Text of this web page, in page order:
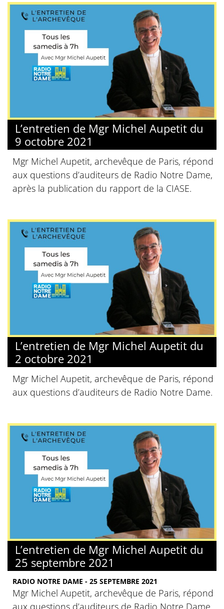
L’entretien de Mgr Michel Aupetit du
9 octobre 2021
Mgr Michel Aupetit, archevêque de Paris, répond
aux questions d’auditeurs de Radio Notre Dame,
après la publication du rapport de la CIASE.
L’entretien de Mgr Michel Aupetit du
2 octobre 2021
Mgr Michel Aupetit, archevêque de Paris, répond
aux questions d’auditeurs de Radio Notre Dame.
L’entretien de Mgr Michel Aupetit du
25 septembre 2021
RADIO NOTRE DAME - 25 SEPTEMBRE 2021
Mgr Michel Aupetit, archevêque de Paris, répond
aux questions d’auditeurs de Radio Notre Dame.